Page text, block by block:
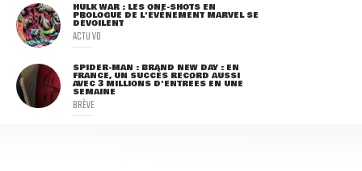
HULK WAR : LES ONE-SHOTS EN
PROLOGUE DE L'ÉVÈNEMENT MARVEL SE
DÉVOILENT
ACTU VO
SPIDER-MAN : BRAND NEW DAY : EN
FRANCE, UN SUCCÈS RECORD AUSSI
AVEC 3 MILLIONS D'ENTRÉES EN UNE
SEMAINE
BRÈVE